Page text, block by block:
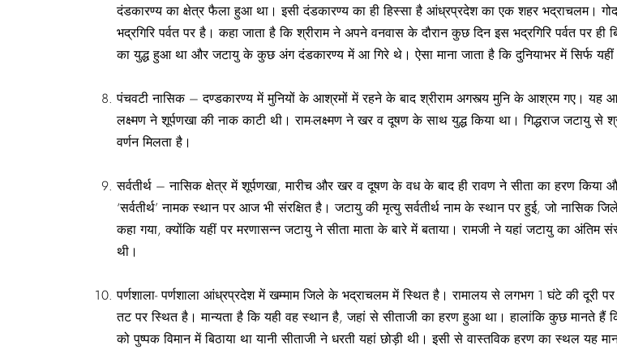
दंडकारण्य का क्षेत्र फैला हुआ था। इसी दंडकारण्य का ही हिस्सा है आंध्रप्रदेश का एक शहर भद्राचलम।
भद्रगिरि पर्वत पर है। कहा जाता है कि श्रीराम ने अपने वनवास के दौरान कुछ दिन इस भद्रगिरि पर्वत पर
का युद्ध हुआ था और जटायु के कुछ अंग दंडकारण्य में आ गिरे थे। ऐसा माना जाता है कि दुनियाभर में सिर्फ यहीं
पंचवटी नासिक – दण्डकारण्य में मुनियों के आश्रमों में रहने के बाद श्रीराम अगस्त्य मुनि के आश्रम गए। यह
लक्ष्मण ने शूर्पणखा की नाक काटी थी। राम-लक्ष्मण ने खर व दूषण के साथ युद्ध किया था। गिद्धराज जटायु से
वर्णन मिलता है।
सर्वतीर्थ – नासिक क्षेत्र में शूर्पणखा, मारीच और खर व दूषण के वध के बाद ही रावण ने सीता का हरण
‘सर्वतीर्थ’ नामक स्थान पर आज भी संरक्षित है। जटायु की मृत्यु सर्वतीर्थ नाम के स्थान पर हुई, जो
कहा गया, क्योंकि यहीं पर मरणासन्न जटायु ने सीता माता के बारे में बताया। रामजी ने यहां जटायु का अंतिम
थी।
पर्णशाला- पर्णशाला आंध्रप्रदेश में खम्माम जिले के भद्राचलम में स्थित है। रामालय से लगभग 1 घंटे की दूरी पर
तट पर स्थित है। मान्यता है कि यही वह स्थान है, जहां से सीताजी का हरण हुआ था। हालांकि कुछ मानते हैं
को पुष्पक विमान में बिठाया था यानी सीताजी ने धरती यहां छोड़ी थी। इसी से वास्तविक हरण का स्थल यह